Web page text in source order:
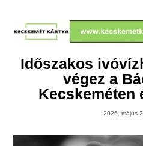
Időszakos
végez a
Kecskeméten
2026. május